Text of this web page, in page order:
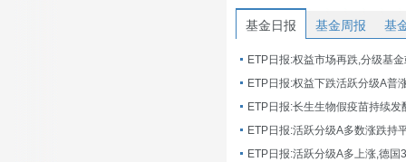
基金日报 基金周报 基
ETP日报:权益市场再跌,分级基
ETP日报:长生生物假疫苗持续发
ETP日报:活跃分级A多数涨跌持
ETP日报:活跃分级A多上涨,德国